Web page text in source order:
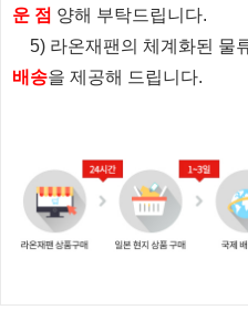
운 점 양해 부탁드립니다.
5) 라온재팬의 체계화된 물
배송을 제공해 드립니다.